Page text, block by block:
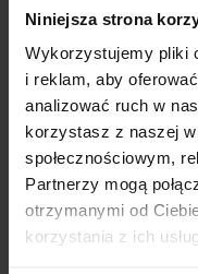
Niniejsza strona
Wykorzystujemy pliki
i reklam, aby
analizować ruch w
korzystasz z naszej
społecznościowym,
Partnerzy mogą
otrzymanymi od
korzystania z ich